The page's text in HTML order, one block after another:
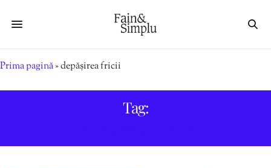
Prima pagină»depășirea fricii
Tag: